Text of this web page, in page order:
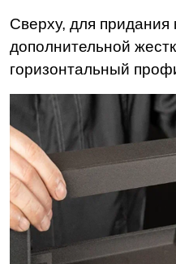
Сверху, для придания
дополнительной
горизонтальный